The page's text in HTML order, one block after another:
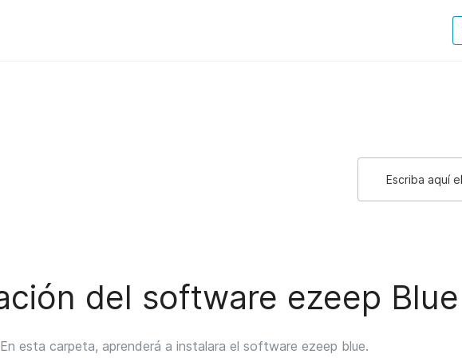
ezeep Support Support
del software ezeep Blue
En esta carpeta, aprenderá a instalara el software ezeep blue.